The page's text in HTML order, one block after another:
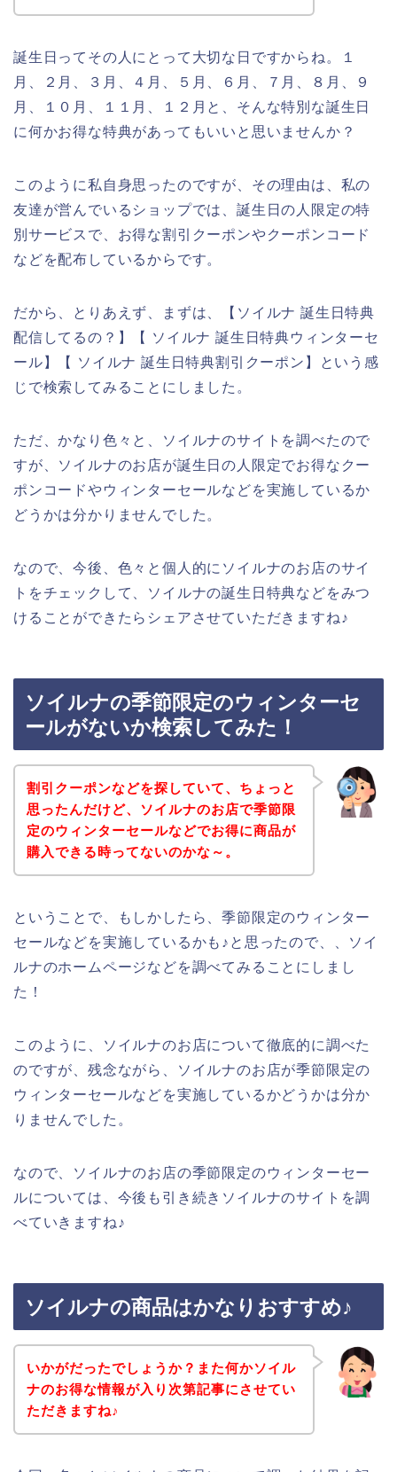
誕生日ってその人にとって大切な日ですからね。１
月、２月、３月、４月、５月、６月、７月、８月、９
月、１０月、１１月、１２月と、そんな特別な誕生日
に何かお得な特典があってもいいと思いませんか？
このように私自身思ったのですが、その理由は、私の
友達が営んでいるショップでは、誕生日の人限定の特
別サービスで、お得な割引クーポンやクーポンコード
などを配布しているからです。
だから、とりあえず、まずは、【ソイルナ 誕生日特典
配信してるの？】【 ソイルナ 誕生日特典ウィンターセ
ール】【 ソイルナ 誕生日特典割引クーポン】という感
じで検索してみることにしました。
ただ、かなり色々と、ソイルナのサイトを調べたので
すが、ソイルナのお店が誕生日の人限定でお得なクー
ポンコードやウィンターセールなどを実施しているか
どうかは分かりませんでした。
なので、今後、色々と個人的にソイルナのお店のサイ
トをチェックして、ソイルナの誕生日特典などをみつ
けることができたらシェアさせていただきますね♪
ソイルナの季節限定のウィンターセ
ールがないか検索してみた！
割引クーポンなどを探していて、ちょっと
思ったんだけど、ソイルナのお店で季節限
定のウィンターセールなどでお得に商品が
購入できる時ってないのかな～。
ということで、もしかしたら、季節限定のウィンター
セールなどを実施しているかも♪と思ったので、、ソイ
ルナのホームページなどを調べてみることにしまし
た！
このように、ソイルナのお店について徹底的に調べた
のですが、残念ながら、ソイルナのお店が季節限定の
ウィンターセールなどを実施しているかどうかは分か
りませんでした。
なので、ソイルナのお店の季節限定のウィンターセー
ルについては、今後も引き続きソイルナのサイトを調
べていきますね♪
ソイルナの商品はかなりおすすめ♪
いかがだったでしょうか？また何かソイル
ナのお得な情報が入り次第記事にさせてい
ただきますね♪